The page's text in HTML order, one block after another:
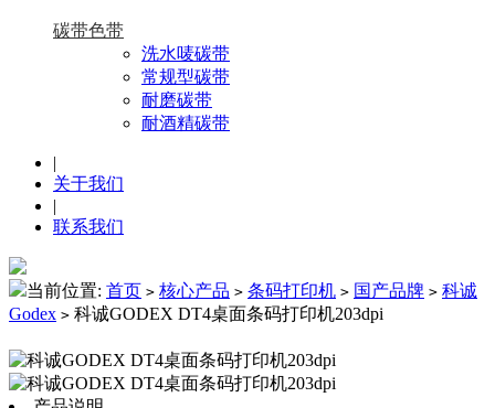
碳带色带
洗水唛碳带
常规型碳带
耐磨碳带
耐酒精碳带
|
关于我们
|
联系我们
当前位置: 首页 > 核心产品 > 条码打印机 > 国产品牌 > 科诚
Godex > 科诚GODEX DT4桌面条码打印机203dpi